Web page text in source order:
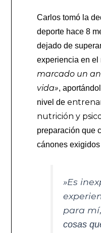
Carlos tomó la
deporte hace 8
dejado de
experiencia en el
marcado un
vida»,
nivel de
nutrición y
preparación que
cánones
»Es
para mí
cosas